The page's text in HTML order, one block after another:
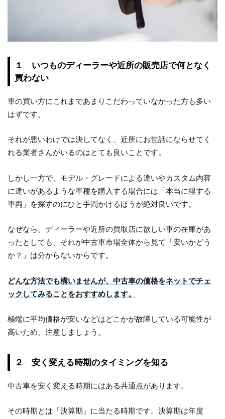
１ いつものディーラーや近所の販売店で何となく
買わない
車の買い方にこれまであまりこだわっていなかった方も多い
はずです。
それが悪いわけでは決してなく、近所にお世話にならせてく
れる業者さんがいるのはとても良いことです。
しかし一方で、モデル・グレードによる違いやカスタム内容
に違いがあるような車種を購入する場合には「本当に得する
車両」を探すのにひと手間かけるほうが絶対良いです。
なぜなら、ディーラーや近所の買取店に欲しい車の在庫があ
ったとしても、それが中古車市場全体から見て「安いかどう
か？」は分からないからです。
どんな方法でも構いませんが、中古車の価格をネットでチェ
ックしてみることをおすすめします。
極端に平均価格が安いなどはどこかが故障している可能性が
高いため、注意しましょう。
２ 安く変える時期のタイミングを知る
中古車を安く変える時期にはある共通点があります。
その時期とは「決算期」に当たる時期です。決算期は年度